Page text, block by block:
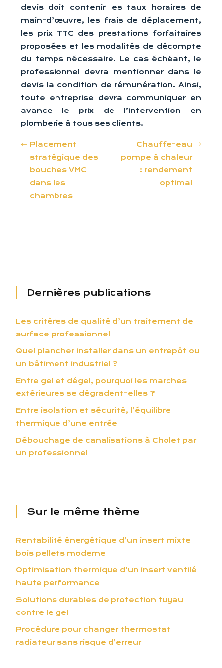
devis doit contenir les taux horaires de
main-d’œuvre, les frais de déplacement,
les prix TTC des prestations forfaitaires
proposées et les modalités de décompte
du temps nécessaire. Le cas échéant, le
professionnel devra mentionner dans le
devis la condition de rémunération. Ainsi,
toute entreprise devra communiquer en
avance le prix de l’intervention en
plomberie à tous ses clients.
Placement
stratégique des
bouches VMC
dans les
chambres
Chauffe-eau
pompe à chaleur
: rendement
optimal
Dernières publications
Les critères de qualité d’un traitement de
surface professionnel
Quel plancher installer dans un entrepôt ou
un bâtiment industriel ?
Entre gel et dégel, pourquoi les marches
extérieures se dégradent-elles ?
Entre isolation et sécurité, l’équilibre
thermique d’une entrée
Débouchage de canalisations à Cholet par
un professionnel
Sur le même thème
Rentabilité énergétique d’un insert mixte
bois pellets moderne
Optimisation thermique d’un insert ventilé
haute performance
Solutions durables de protection tuyau
contre le gel
Procédure pour changer thermostat
radiateur sans risque d’erreur